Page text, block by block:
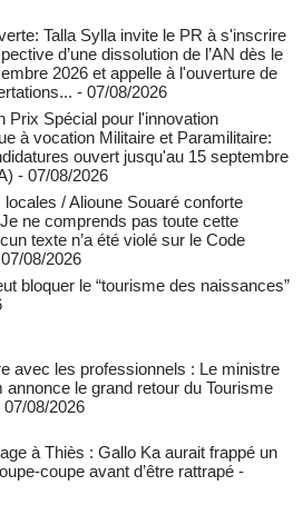
Talla Sylla invite le PR à s'inscrire
d’une dissolution de l’AN dès le
2026 et appelle à l'ouverture de
- 07/08/2026
Prix Spécial pour l'innovation
à vocation Militaire et Paramilitaire:
ouvert jusqu'au 15 septembre
- 07/08/2026
locales / Alioune Souaré conforte
ne comprends pas toute cette
texte n’a été violé sur le Code
08/2026
bloquer le “tourisme des naissances”
avec les professionnels : Le ministre
annonce le grand retour du Tourisme
07/08/2026
à Thiès : Gallo Ka aurait frappé un
coupe avant d’être rattrapé -